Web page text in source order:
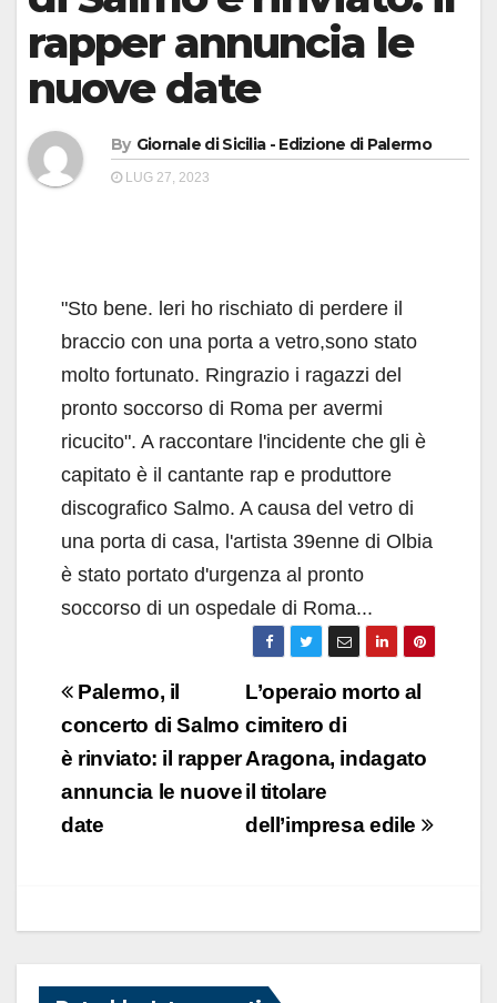
rapper annuncia le
nuove date
By Giornale di Sicilia - Edizione di Palermo
LUG 27, 2023
"Sto bene. leri ho rischiato di perdere il
braccio con una porta a vetro,sono stato
molto fortunato. Ringrazio i ragazzi del
pronto soccorso di Roma per avermi
ricucito". A raccontare l'incidente che gli è
capitato è il cantante rap e produttore
discografico Salmo. A causa del vetro di
una porta di casa, l'artista 39enne di Olbia
è stato portato d'urgenza al pronto
soccorso di un ospedale di Roma...
Navigazione
articoli
L’operaio morto al
cimitero di
Aragona, indagato
il titolare
dell’impresa edile
Palermo, il
concerto di Salmo
è rinviato: il rapper
annuncia le nuove
date